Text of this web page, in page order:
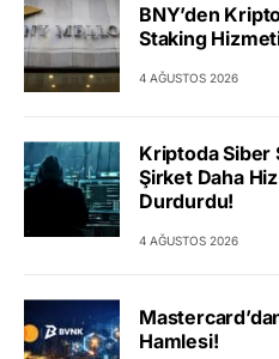
BNY’den
Staking
4 AĞUSTOS 2026
Kriptoda Siber
Şirket Daha
Durdurdu!
4 AĞUSTOS 2026
Hamlesi!